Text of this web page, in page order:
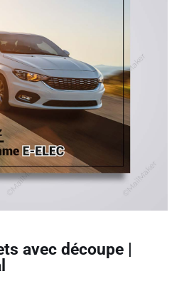
avec découpe |